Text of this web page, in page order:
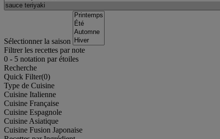
Sélectionner la saison
Filtrer les recettes par note
0 - 5 notation par étoiles
Recherche
Quick Filter(0)
Type de Cuisine
Cuisine Italienne
Cuisine Française
Cuisine Espagnole
Cuisine Asiatique
Cuisine Fusion Japonaise